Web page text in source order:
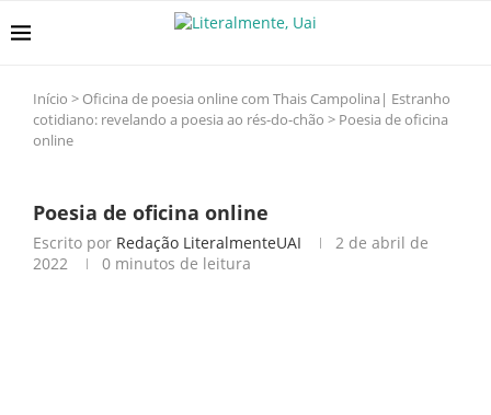
Início > Oficina de poesia online com Thais Campolina| Estranho
cotidiano: revelando a poesia ao rés-do-chão > Poesia de oficina
online
Poesia de oficina online
Escrito por Redação LiteralmenteUAI
2 de abril de
2022
0 minutos de leitura